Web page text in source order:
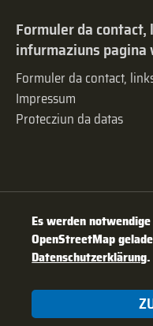
Formuler da
infurmaziuns pagina
Formuler da contact,
Impressum
Protecziun da datas
Es werden
OpenStreetMap
Datenschutzerklärung.